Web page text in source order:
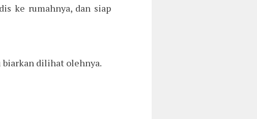
ke rumahnya, dan siap
biarkan dilihat olehnya.